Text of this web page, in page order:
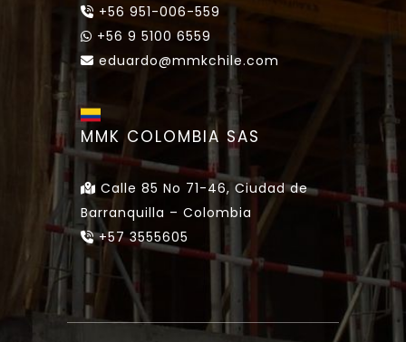
+56 951-006-559
+56 9 5100 6559
eduardo@mmkchile.com
MMK COLOMBIA SAS
Calle 85 No 71-46, Ciudad de
Barranquilla – Colombia
+57 3555605